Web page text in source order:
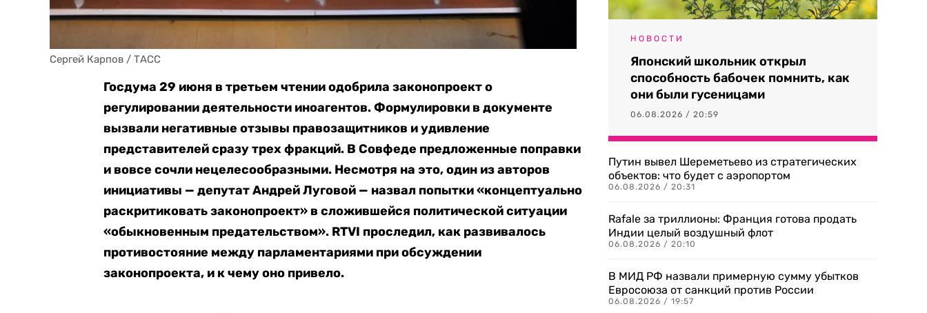
Сергей Карпов / ТАСС
Госдума 29 июня в третьем чтении одобрила законопроект о
регулировании деятельности иноагентов. Формулировки в документе
вызвали негативные отзывы правозащитников и удивление
представителей сразу трех фракций. В Совфеде предложенные поправки
и вовсе сочли нецелесообразными. Несмотря на это, один из авторов
инициативы — депутат Андрей Луговой — назвал попытки «концептуально
раскритиковать законопроект» в сложившейся политической ситуации
«обыкновенным предательством». RTVI проследил, как развивалось
противостояние между парламентариями при обсуждении
законопроекта, и к чему оно привело.
НОВОСТИ
Японский школьник открыл
способность бабочек помнить, как
они были гусеницами
06.08.2026 / 20:59
Путин вывел Шереметьево из стратегических
объектов: что будет с аэропортом
06.08.2026 / 20:31
Rafale за триллионы: Франция готова продать
Индии целый воздушный флот
06.08.2026 / 20:10
В МИД РФ назвали примерную сумму убытков
Евросоюза от санкций против России
06.08.2026 / 19:57